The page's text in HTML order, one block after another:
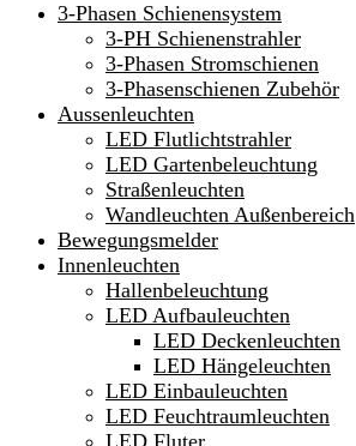
3-Phasen Schienensystem
3-PH Schienenstrahler
3-Phasen Stromschienen
3-Phasenschienen Zubehör
Aussenleuchten
LED Flutlichtstrahler
LED Gartenbeleuchtung
Straßenleuchten
Wandleuchten Außenbereich
Bewegungsmelder
Innenleuchten
Hallenbeleuchtung
LED Aufbauleuchten
LED Deckenleuchten
LED Hängeleuchten
LED Einbauleuchten
LED Feuchtraumleuchten
LED Fluter